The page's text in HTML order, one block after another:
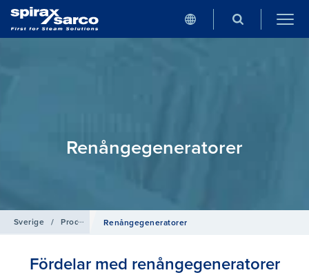
Renångegeneratorer
Sverige / Produkter / Installationsfärdiga Enheter
Renångegeneratorer
Fördelar med renångegeneratorer